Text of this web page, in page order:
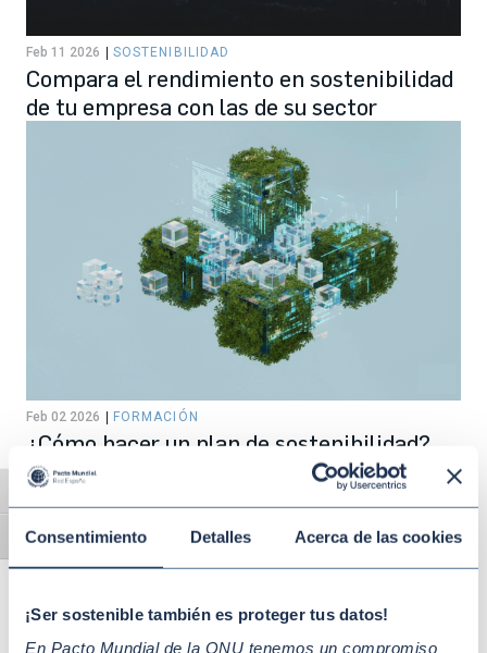
Consentimiento Detalles Acerca de las cookies
¡Ser sostenible también es proteger tus datos!
En Pacto Mundial de la ONU tenemos un compromiso
Alternar tamaño de letra
Feb 11 2026 SOSTENIBILIDAD
Compara el rendimiento en sostenibilidad
de tu empresa con las de su sector
Feb 02 2026 FORMACIÓN
¿Cómo hacer un plan de sostenibilidad?
Conoce los 6 pasos definitivos